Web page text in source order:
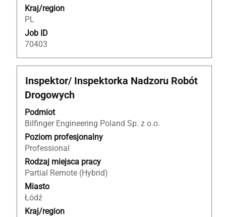
Kraj/region
PL
Job ID
70403
Tytuł
Inspektor/ Inspektorka Nadzoru Robót
Drogowych
Podmiot
Bilfinger Engineering Poland Sp. z o.o.
Poziom profesjonalny
Professional
Rodzaj miejsca pracy
Partial Remote (Hybrid)
Miasto
Łódź
Kraj/region
Zaznacz
za
pomocą
spacji,
aby
wyświetlić
pełną
treść
danych
oferty
pracy.